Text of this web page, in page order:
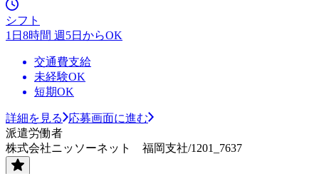
シフト
1日8時間 週5日からOK
交通費支給
未経験OK
短期OK
詳細を見る
応募画面に進む
派遣労働者
株式会社ニッソーネット 福岡支社/1201_7637